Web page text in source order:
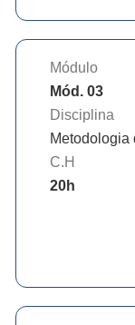
Módulo
Mód. 03
Disciplina
Metodologia
C.H
20h